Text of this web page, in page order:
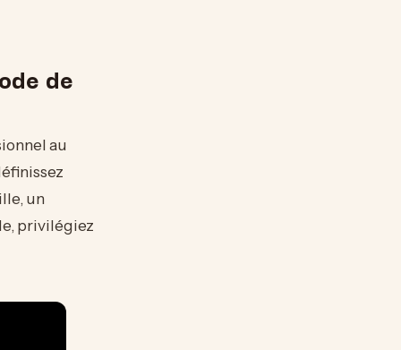
de
au
un
privilégiez